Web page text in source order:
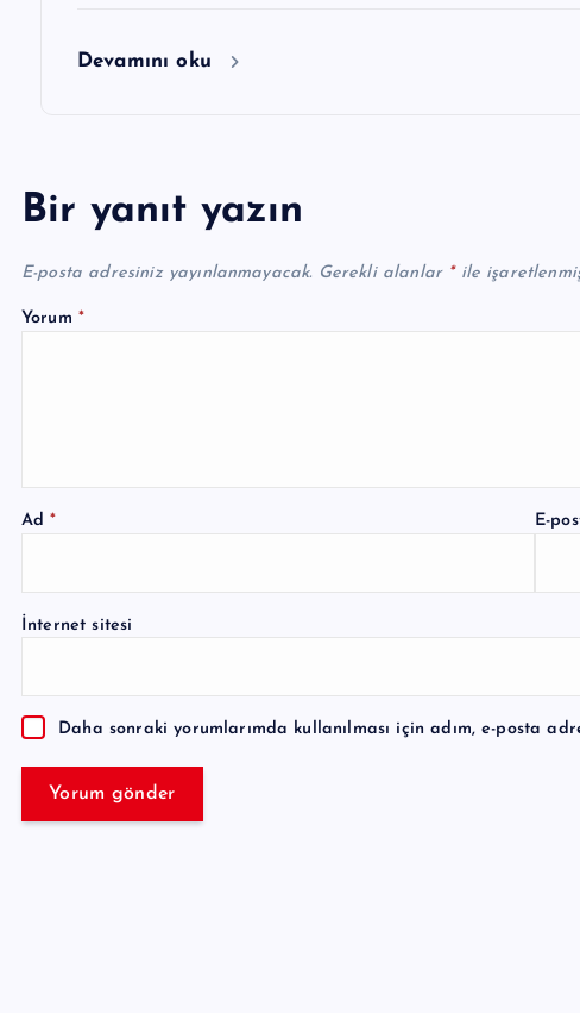
Devamını oku
Bir yanıt yazın
E-posta adresiniz yayınlanmayacak. Gerekli alanlar *ile
Yorum *
Ad* E-
İnternet sitesi
Daha sonraki yorumlarımda kullanılması için adım, e-posta
t
n
a